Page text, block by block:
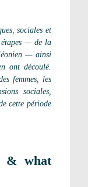
sociales et
étapes — de la
— ainsi
ont découlé.
femmes, les
sociales,
cette période
& what